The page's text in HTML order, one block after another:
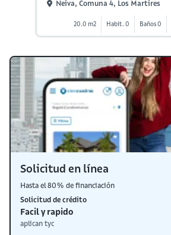
Neiva, Comuna 4, Los Martires
20.0 m2 Habit. 0 Baños 0
Solicitud en línea
Hasta el 80% de financiación
Solicitud de crédito
Facil y rapido
aplican tyc